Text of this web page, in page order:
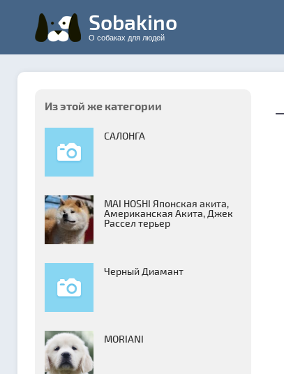
Sobakino
О собаках для людей
Из этой же категории
САЛОНГА
MAI HOSHI Японская акита,
Американская Акита, Джек
Рассел терьер
Черный Диамант
MORIANI